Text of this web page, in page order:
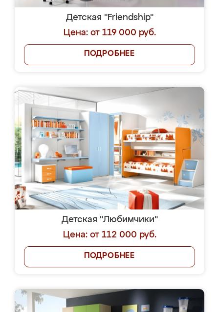
Детская "Friendship"
Цена: от 119 000 руб.
ПОДРОБНЕЕ
Детская "Любимчики"
Цена: от 112 000 руб.
ПОДРОБНЕЕ